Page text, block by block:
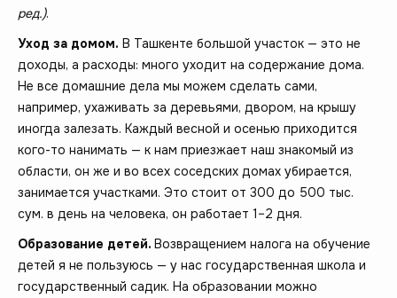
ред.).
Уход за домом. В Ташкенте большой участок — это не
доходы, а расходы: много уходит на содержание дома.
Не все домашние дела мы можем сделать сами,
например, ухаживать за деревьями, двором, на крышу
иногда залезать. Каждый весной и осенью приходится
кого-то нанимать — к нам приезжает наш знакомый из
области, он же и во всех соседских домах убирается,
занимается участками. Это стоит от 300 до 500 тыс.
сум. в день на человека, он работает 1–2 дня.
Образование детей. Возвращением налога на обучение
детей я не пользуюсь — у нас государственная школа и
государственный садик. На образовании можно